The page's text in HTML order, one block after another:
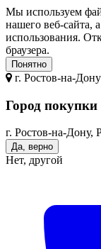
Мы используем
нашего веб-сайта,
использования.
браузера.
Понятно
г. Ростов-на-Дону
Город покупки
г. Ростов-на-Дону,
Да, верно
Нет, другой